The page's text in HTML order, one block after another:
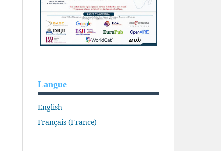
Langue
English
Français (France)